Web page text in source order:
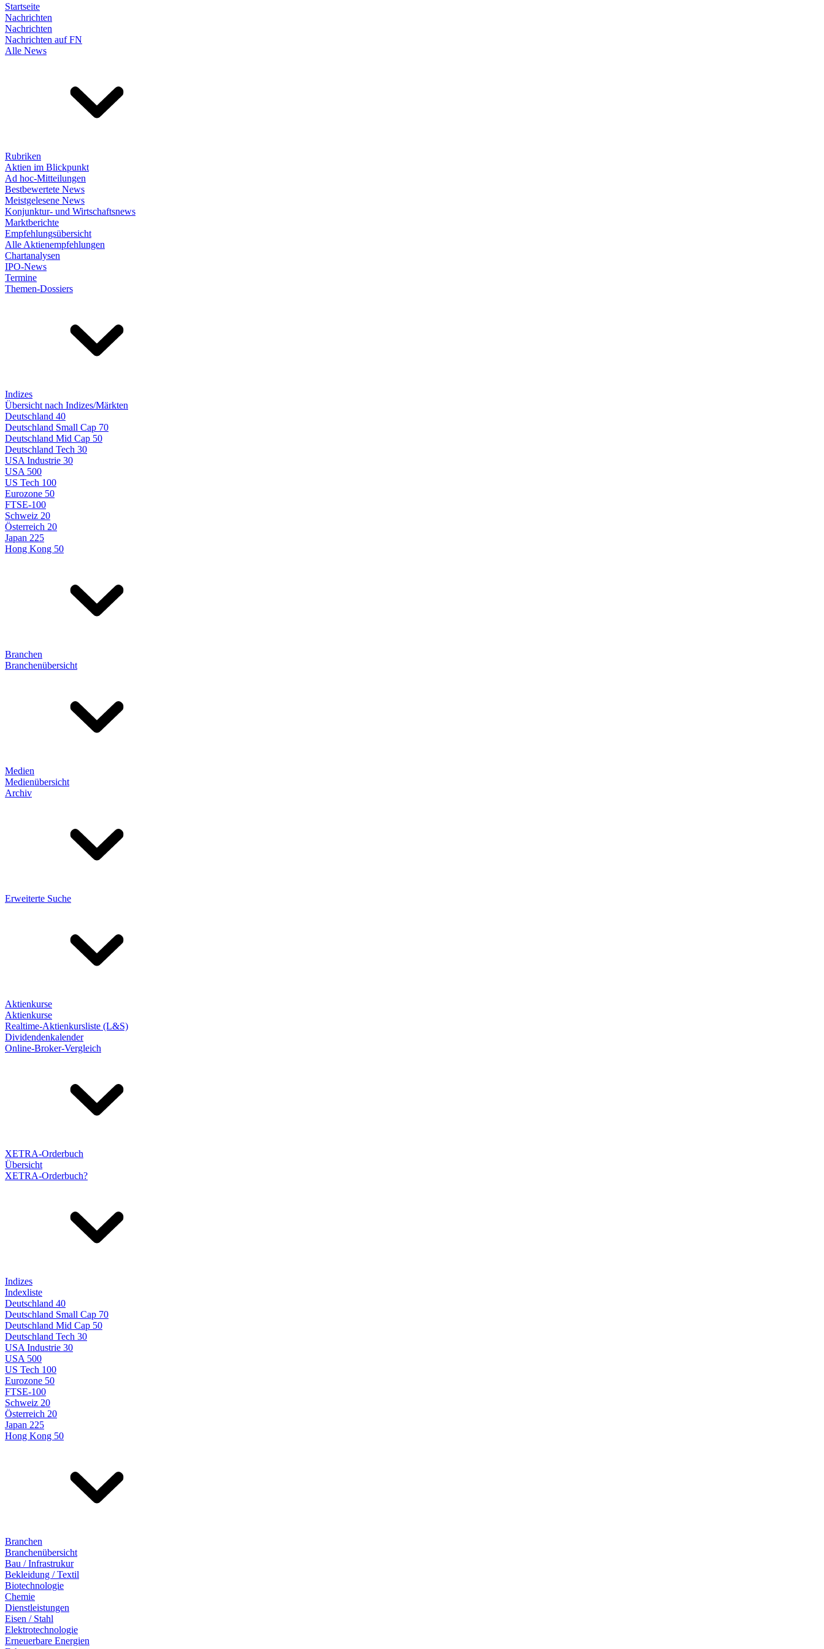
Startseite
Nachrichten
Nachrichten
Nachrichten auf FN
Alle News
Rubriken
Aktien im Blickpunkt
Ad hoc-Mitteilungen
Bestbewertete News
Meistgelesene News
Konjunktur- und Wirtschaftsnews
Marktberichte
Empfehlungsübersicht
Alle Aktienempfehlungen
Chartanalysen
IPO-News
Termine
Themen-Dossiers
Indizes
Übersicht nach Indizes/Märkten
Deutschland 40
Deutschland Small Cap 70
Deutschland Mid Cap 50
Deutschland Tech 30
USA Industrie 30
USA 500
US Tech 100
Eurozone 50
FTSE-100
Schweiz 20
Österreich 20
Japan 225
Hong Kong 50
Branchen
Branchenübersicht
Medien
Medienübersicht
Archiv
Erweiterte Suche
Aktienkurse
Aktienkurse
Realtime-Aktienkursliste (L&S)
Dividendenkalender
Online-Broker-Vergleich
XETRA-Orderbuch
Übersicht
XETRA-Orderbuch?
Indizes
Indexliste
Deutschland 40
Deutschland Small Cap 70
Deutschland Mid Cap 50
Deutschland Tech 30
USA Industrie 30
USA 500
US Tech 100
Eurozone 50
FTSE-100
Schweiz 20
Österreich 20
Japan 225
Hong Kong 50
Branchen
Branchenübersicht
Bau / Infrastrukur
Bekleidung / Textil
Biotechnologie
Chemie
Dienstleistungen
Eisen / Stahl
Elektrotechnologie
Erneuerbare Energien